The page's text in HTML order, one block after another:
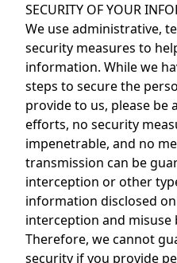
SECURITY OF YOUR
We use administrative,
security measures to
information. While we
steps to secure the
provide to us, please be
efforts, no security
impenetrable, and no
transmission can be
interception or other
information disclosed
interception and
Therefore, we cannot
security if you provide